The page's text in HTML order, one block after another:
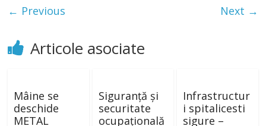
← Previous Next →
Articole asociate
Mâine se
deschide
METAL
Siguranță și
securitate
ocupațională
Infrastructur
i spitalicesti
sigure –